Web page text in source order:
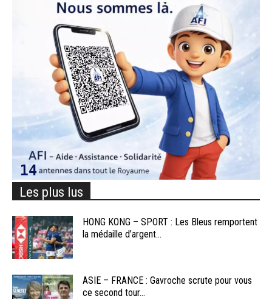
Les plus lus
HONG KONG – SPORT : Les Bleus remportent
la médaille d’argent...
ASIE – FRANCE : Gavroche scrute pour vous
ce second tour...